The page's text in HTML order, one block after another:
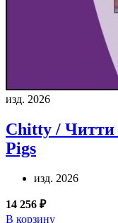
изд. 2026
Chitty / Читти
Pigs
изд. 2026
14 256 ₽
В корзину